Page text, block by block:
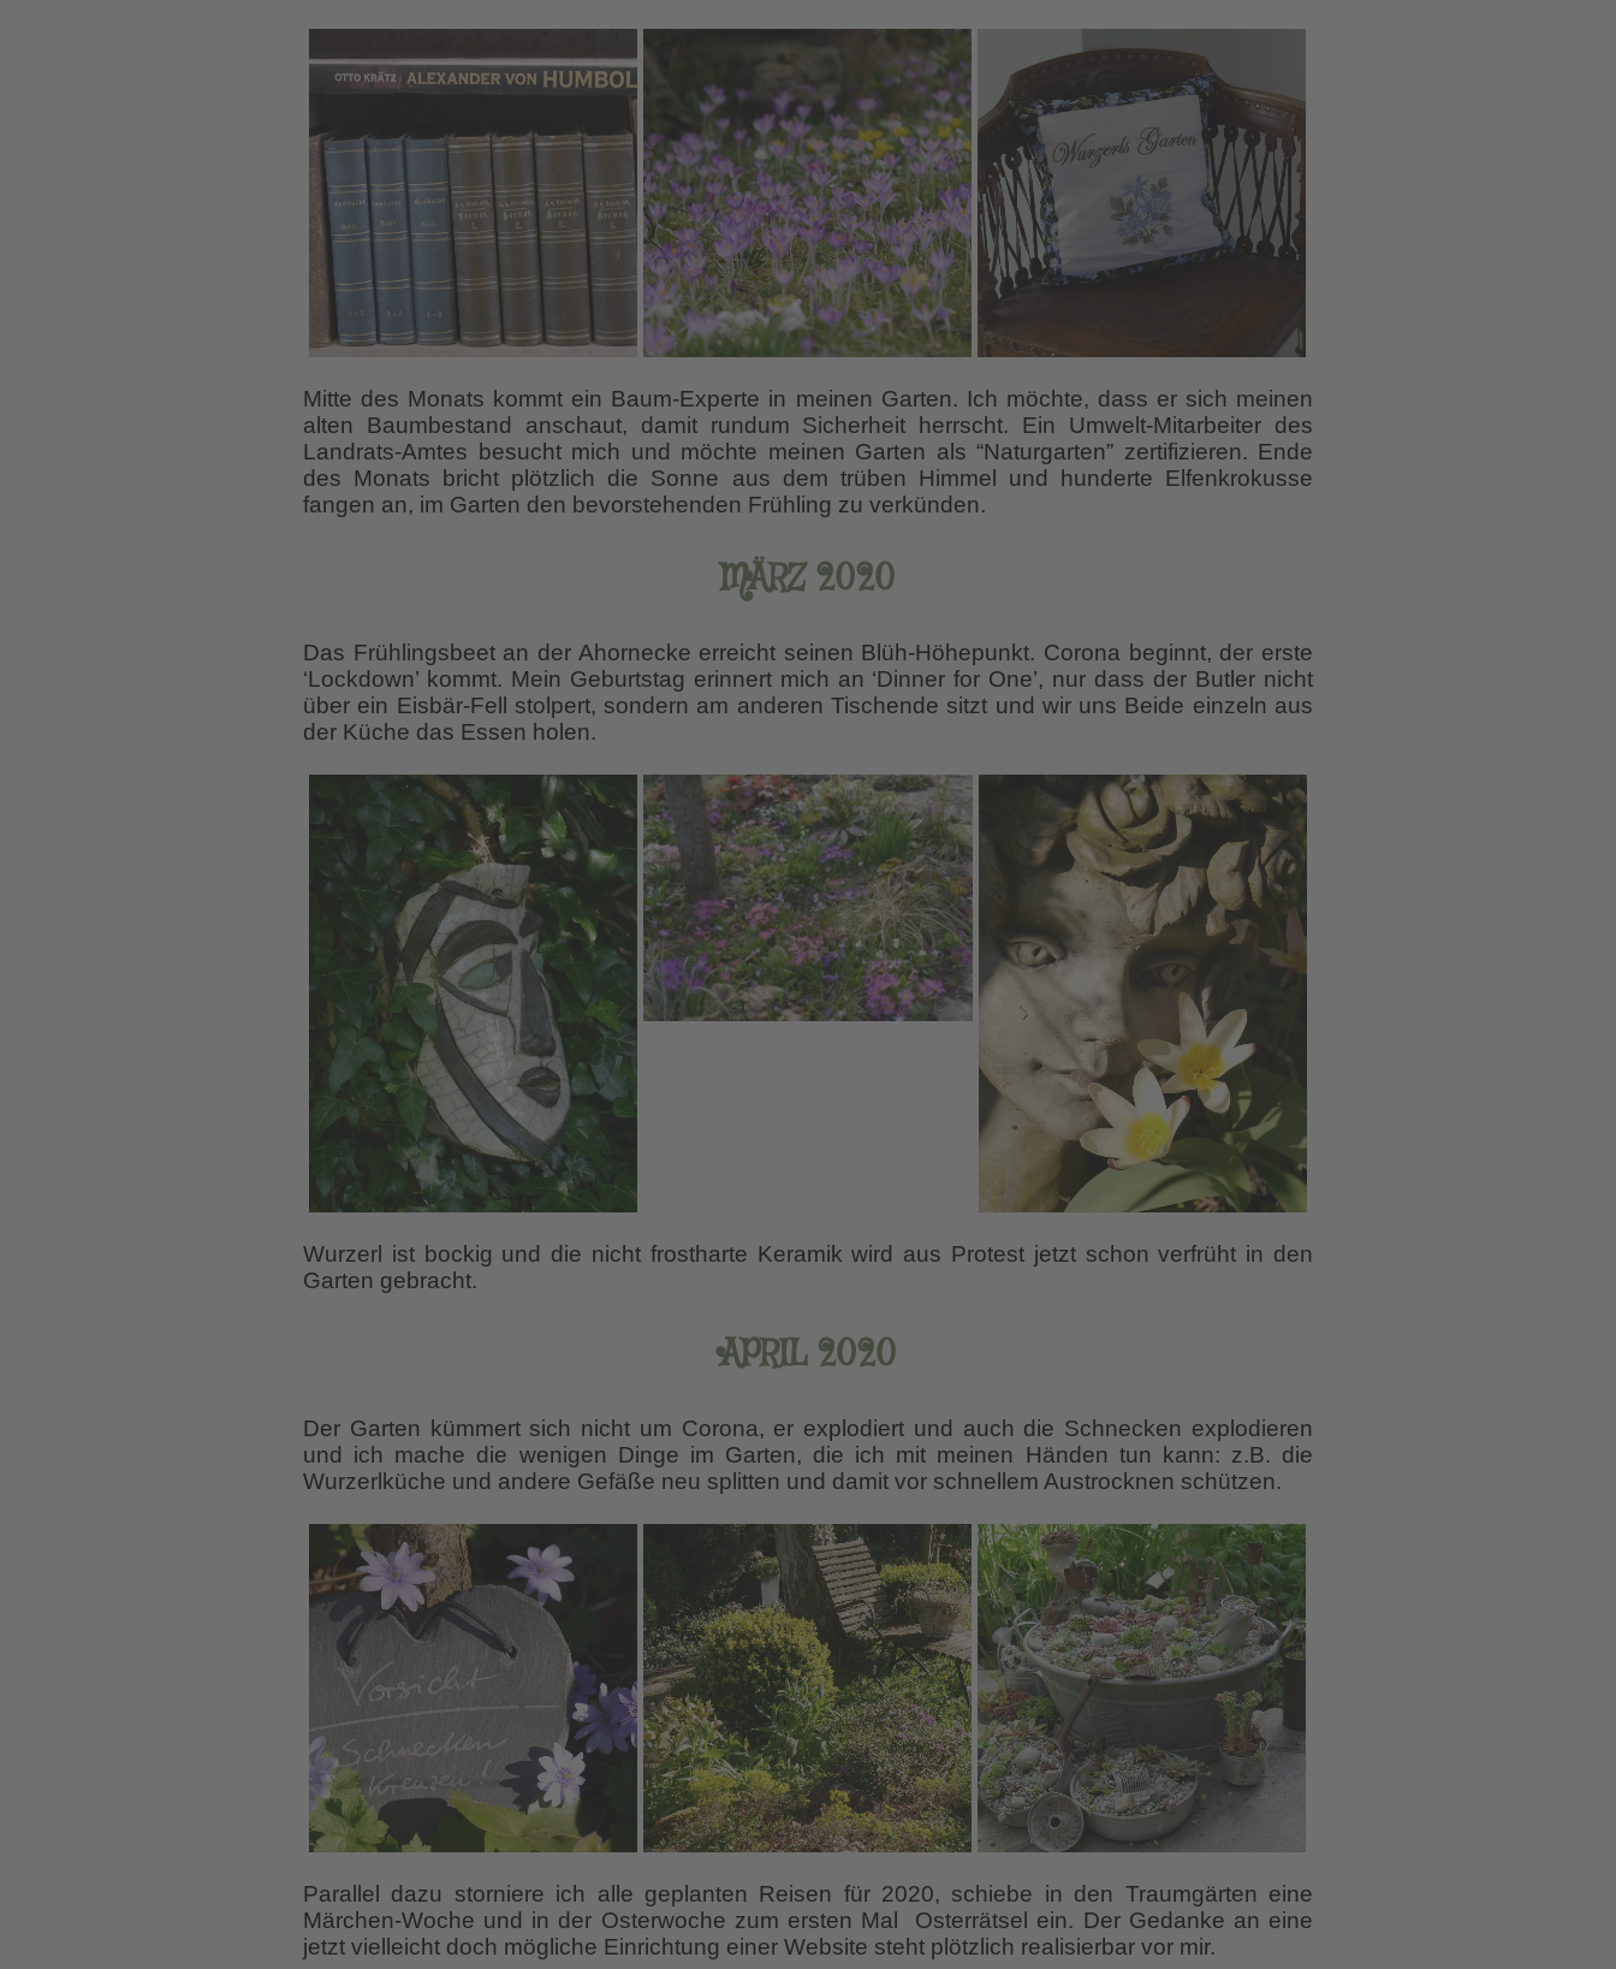
Mitte des Monats kommt ein Baum-Experte in meinen Garten. Ich möchte, dass er sich meinen
alten Baumbestand anschaut, damit rundum Sicherheit herrscht. Ein Umwelt-Mitarbeiter des
Landrats-Amtes besucht mich und möchte meinen Garten als “Naturgarten” zertifizieren. Ende
des Monats bricht plötzlich die Sonne aus dem trüben Himmel und hunderte Elfenkrokusse
fangen an, im Garten den bevorstehenden Frühling zu verkünden.
MÄRZ 2020
Das Frühlingsbeet an der Ahornecke erreicht seinen Blüh-Höhepunkt. Corona beginnt, der erste
‘Lockdown’ kommt. Mein Geburtstag erinnert mich an ‘Dinner for One’, nur dass der Butler nicht
über ein Eisbär-Fell stolpert, sondern am anderen Tischende sitzt und wir uns Beide einzeln aus
der Küche das Essen holen.
Wurzerl ist bockig und die nicht frostharte Keramik wird aus Protest jetzt schon verfrüht in den
Garten gebracht.
APRIL 2020
Der Garten kümmert sich nicht um Corona, er explodiert und auch die Schnecken explodieren
und ich mache die wenigen Dinge im Garten, die ich mit meinen Händen tun kann: z.B. die
Wurzerlküche und andere Gefäße neu splitten und damit vor schnellem Austrocknen schützen.
Parallel dazu storniere ich alle geplanten Reisen für 2020, schiebe in den Traumgärten eine
Märchen-Woche und in der Osterwoche zum ersten Mal Osterrätsel ein. Der Gedanke an eine
jetzt vielleicht doch mögliche Einrichtung einer Website steht plötzlich realisierbar vor mir.